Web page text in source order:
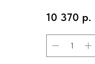
10 370 р.